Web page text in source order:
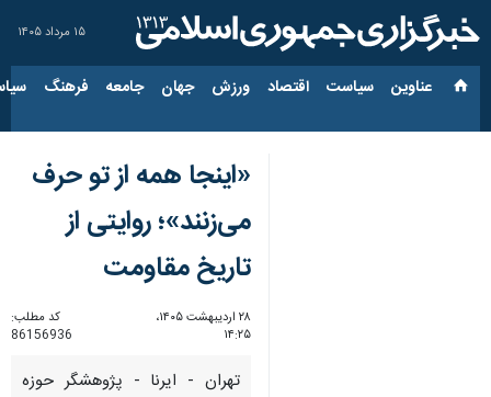
۱۵ مرداد ۱۴۰۵
عناوین‌ سیاست اقتصاد ورزش جهان جامعه فرهنگ
«اینجا همه از تو حرف
می‌زنند»؛ روایتی از
تاریخ مقاومت
۲۸ اردیبهشت ۱۴۰۵،
۱۴:۲۵
کد مطلب:
86156936
تهران - ایرنا - پژوهشگر حوزه